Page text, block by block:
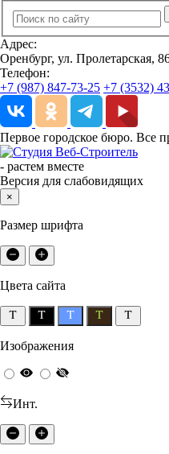
Адрес:
Оренбург, ул. Пролетарская,
Телефон:
+7 (987) 847-73-25 +7 (3532)
Первое городское бюро. Все
- растем вместе
Версия для слабовидящих
×
Размер шрифта
Цвета сайта
Изображения
Инт.